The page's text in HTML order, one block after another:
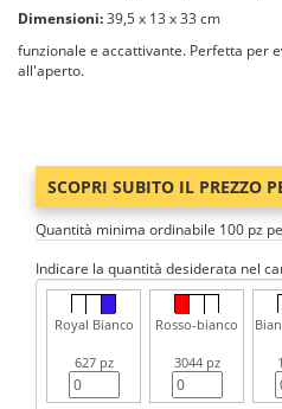
Dimensioni:39,5 x 13 x 33 cm
funzionale e accattivante. Perfetta per
all'aperto.
SCOPRI SUBITO IL PREZZO
Quantità minima ordinabile 100 pz
Indicare la quantità desiderata nel
Royal Bianco
627 pz
Rosso-bianco
3044 pz